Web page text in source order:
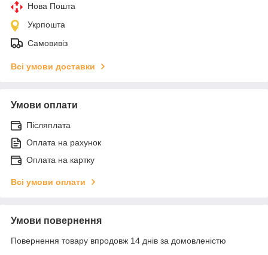
Нова Пошта
Укрпошта
Самовивіз
Всі умови доставки
Умови оплати
Післяплата
Оплата на рахунок
Оплата на картку
Всі умови оплати
Умови повернення
Повернення товару впродовж 14 днів за домовленістю